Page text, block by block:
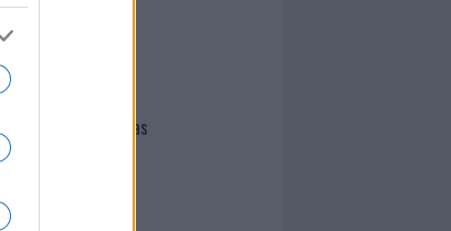
I nostri cari
Giovannimaria Cabras